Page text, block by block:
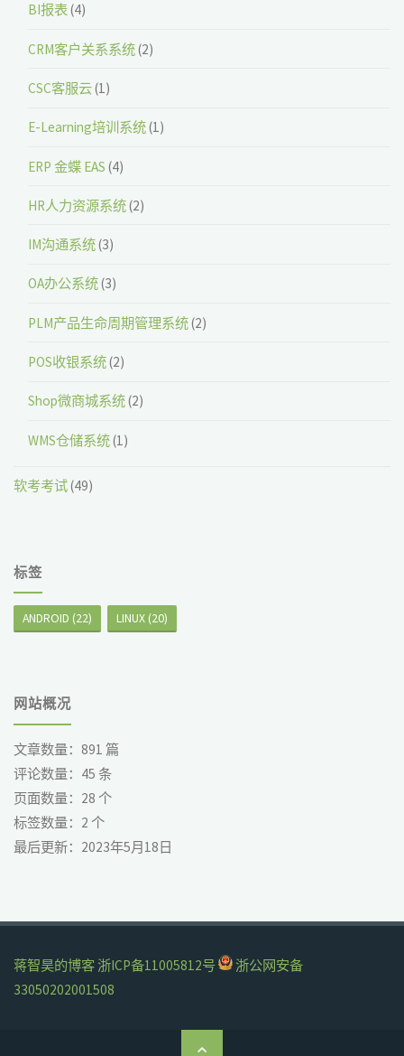
BI报表(4)
CRM客户关系系统(2)
CSC客服云(1)
E-Learning培训系统(1)
ERP 金蝶 EAS (4)
HR人力资源系统(2)
IM沟通系统(3)
OA办公系统(3)
PLM产品生命周期管理系统(2)
POS收银系统(2)
Shop微商城系统(2)
WMS仓储系统(1)
软考考试(49)
标签
ANDROID (22) LINUX (20)
网站概况
文章数量：891 篇
评论数量： 45 条
页面数量： 28 个
标签数量： 2 个
最后更新： 2023年5月18日
蒋智昊的博客 浙ICP备11005812号
浙公网安备
33050202001508
返